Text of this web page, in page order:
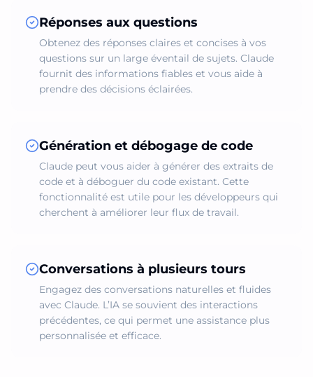
Réponses aux questions
Obtenez des réponses claires et concises à vos
questions sur un large éventail de sujets. Claude
fournit des informations fiables et vous aide à
prendre des décisions éclairées.
Génération et débogage de code
Claude peut vous aider à générer des extraits de
code et à déboguer du code existant. Cette
fonctionnalité est utile pour les développeurs qui
cherchent à améliorer leur flux de travail.
Conversations à plusieurs tours
Engagez des conversations naturelles et fluides
avec Claude. L’IA se souvient des interactions
précédentes, ce qui permet une assistance plus
personnalisée et efficace.